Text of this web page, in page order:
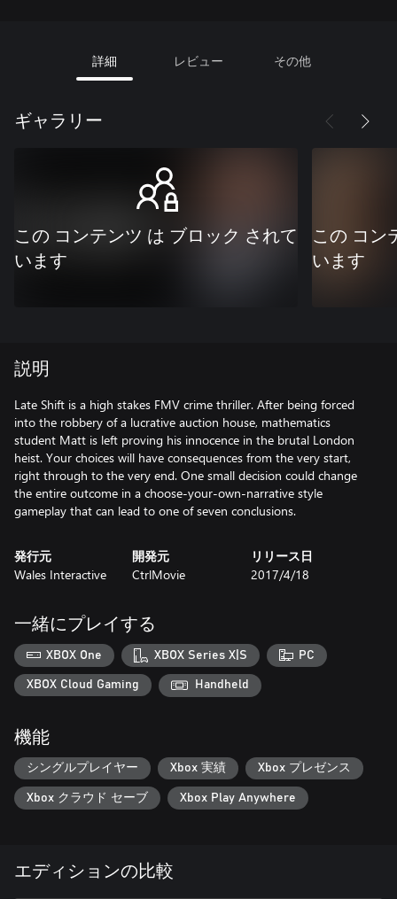
詳細 レビュー その他
ギャラリー
この コンテンツ は ブロック されて
います
この コン
います
説明
Late Shift is a high stakes FMV crime thriller. After being forced
into the robbery of a lucrative auction house, mathematics
student Matt is left proving his innocence in the brutal London
heist. Your choices will have consequences from the very start,
right through to the very end. One small decision could change
the entire outcome in a choose-your-own-narrative style
gameplay that can lead to one of seven conclusions.
発行元
Wales Interactive
開発元
CtrlMovie
リリース日
2017/4/18
一緒にプレイする
XBOX One XBOX Series X|S PC
XBOX Cloud Gaming Handheld
機能
シングルプレイヤー Xbox 実績 Xbox プレゼンス
Xbox クラウド セーブ Xbox Play Anywhere
エディションの比較